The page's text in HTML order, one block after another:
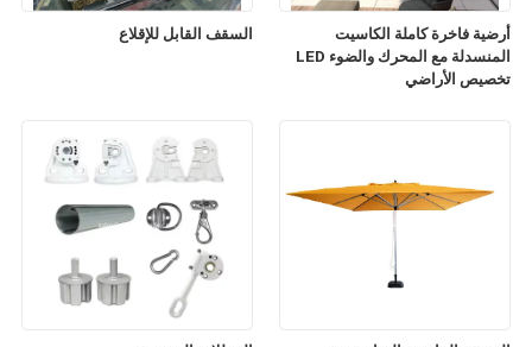
السقف القابل للإقلاع
أرضية فاخرة كاملة الكاسيت
المنسدلة مع المحرك والضوء LED
تخصيص الأراضي